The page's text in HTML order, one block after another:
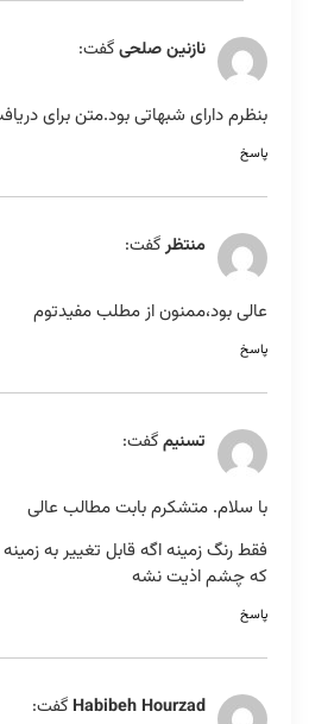
نازنین صلحیگفت:
بنظرم دارای شبهاتی بود.متن برای
پاسخ
منتظرگفت:
عالی بود،ممنون از مطلب مفیدتوم
پاسخ
تسنیمگفت:
با سلام. متشکرم بابت مطالب عالی
فقط رنگ زمینه اگه قابل تغییر به
که چشم اذیت نشه
پاسخ
Habibeh Hourzad گفت: